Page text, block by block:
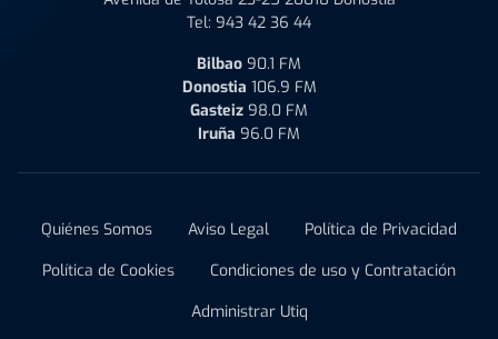
Tel: 943 42 36 44
Bilbao 90.1 FM
Donostia 106.9 FM
Gasteiz 98.0 FM
Iruña 96.0 FM
Quiénes Somos Aviso Legal
Política de Privacidad
Política de Cookies
Condiciones de uso y Contratación
Administrar Utiq